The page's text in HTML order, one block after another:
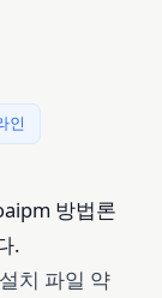
인
방법론
.
치 파일 약